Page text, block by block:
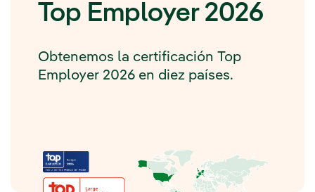
Top Employer 2026
Obtenemos la certificación Top
Employer 2026 en diez países.